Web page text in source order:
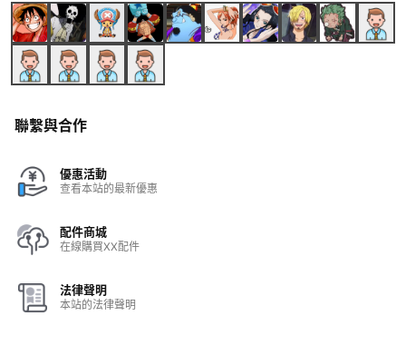
聯繫與合作
優惠活動
查看本站的最新優惠
配件商城
在線購買XX配件
法律聲明
本站的法律聲明